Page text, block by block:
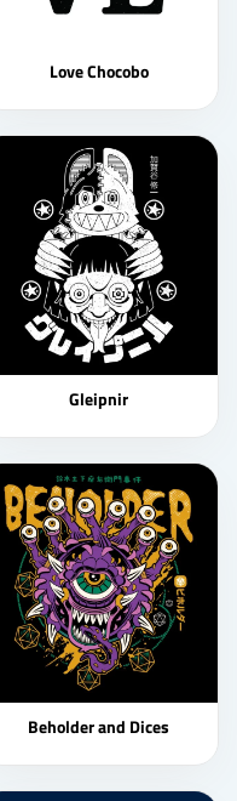
Love Chocobo
Gleipnir
Beholder and Dices